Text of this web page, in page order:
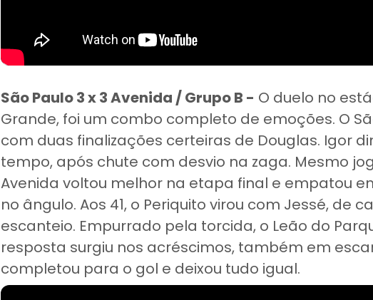
São Paulo 3 x 3 Avenida / Grupo B - O duelo no
Grande, foi um combo completo de emoções. O
com duas finalizações certeiras de Douglas. Igor
tempo, após chute com desvio na zaga. Mesmo
Avenida voltou melhor na etapa final e empatou
no ângulo. Aos 41, o Periquito virou com Jessé, de
escanteio. Empurrado pela torcida, o Leão do
resposta surgiu nos acréscimos, também em
completou para o gol e deixou tudo igual.